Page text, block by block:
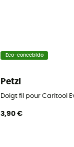
Eco-concebido
Petzl
Doigt fil pour Caritool
3,90 €